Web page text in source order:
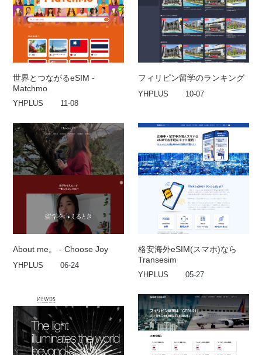
世界とつながるeSIM -
Matchmo
YHPLUS 11-08
フィリピン留学のランキング
YHPLUS 10-07
About me。 - Choose Joy
YHPLUS 06-24
格安海外eSIM(スマホ)なら
Transesim
YHPLUS 05-27